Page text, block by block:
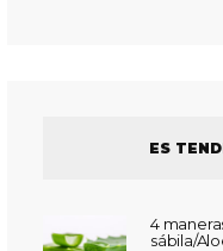
ES
4
sábila/